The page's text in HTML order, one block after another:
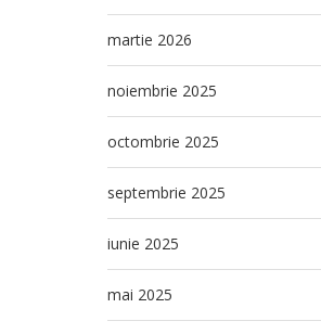
martie 2026
noiembrie 2025
octombrie 2025
septembrie 2025
iunie 2025
mai 2025